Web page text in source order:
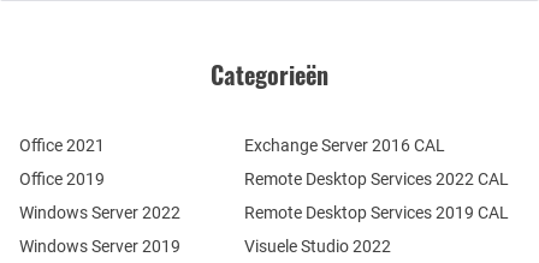
Categorieën
Office 2021
Office 2019
Windows Server 2022
Windows Server 2019
Remote Desktop Services 2022 CAL
Remote Desktop Services 2019 CAL
Exchange Server 2016 CAL
Visuele Studio 2022